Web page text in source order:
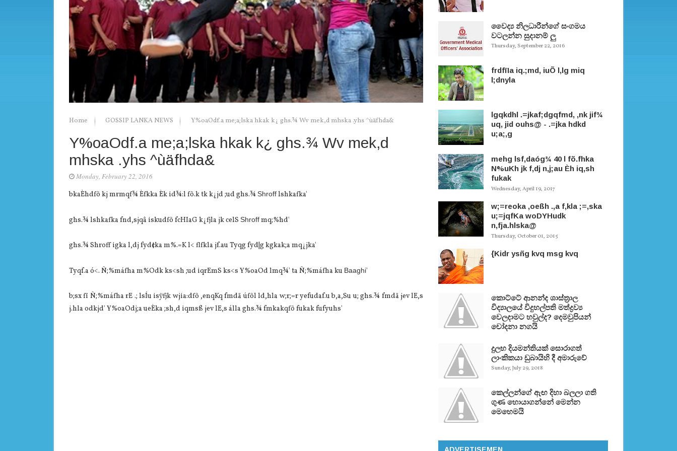
Home GOSSIP LANKA NEWS Y%oaOdf.a me;a;lska hkak k¿ ghs.¾ Wv mek,d mhska .yhs ^ùäfhda&
Y%oaOdf.a me;a;lska hkak k¿ ghs.¾ Wv mek,d
mhska .yhs ^ùäfhda&
Monday, February 22, 2016
bkaÈhdfõ kj mrmqf¾ Èfkka Èk id¾:l fõ.k tk k¿jd ;ud ghs.¾ Shrofflshkafka'
ghs.¾ lshkafka fnd,sjqâ iskudfõ fcHIaG k¿fjla jk celS Shroffmq;%hd'
ghs.¾ Shroff igka l,dj fyd¢ka m%.=K l< flfkla jf.au Tyqg fyd|g kgkak;a mq¿jka'
Tyqf.a ó<. Ñ;%máfha m%Odk ks<sh ;ud iqrEmS ks<s Y%oaOd lmq¾' ta Ñ;%máfha ku Baaghi'
b;sx fï Ñ;%máfha rE .; lsÍu isÿfjk wjia:dfõ ,enqKq fmdä úfõl ld,hla w;r;=r yefudaf.u b,a,Su u; ghs.¾ fmdä jev lE,s
j.hla odkjd' Y%oaOdj;a ueÈka ;sh,d iqmsß jev lE,s álla ghs.¾ fmkakqfõ fukak fufyuhs'
වෛද්‍ය නිලධාරීන්ගේ සංගමය
වටලන්න සුදානම් ලු
Thursday, September 22, 2016
frdfïIa iq.;md, iuÕ l,lg miq
l;dnyla
lgqkdhl .=jkaf;dgqfmd, ,nk jif¾
uq, jid ouhs@ - .=jka hdkd
u;a;,g
mehg lsf,daóg¾ 40 l fõ.fhka
N%uKh jk f,dj n,j;au Èh iq,sh
fukak
Wednesday, April 19, 2017
w;=reoka ,oeßh .,a f,kla ;=,ska
u;=jqfKa woDYHudk
n,fja.hlska@
Thursday, October 01, 2015
{Kidr ysñg kvq msg kvq
කොට්ටේ ආනන්ද ශාස්ත‍්‍රාල
විද්‍යාලයේ විදුහල්පති මත්ද්‍රව්‍ය
වෙලදාමට හවුල්ද? දෙමවුපියන්
චෝදනා නගයි
දුලභ දියමන්තියක් සොරාගත්
ලාංකිකයා ඩුබායිහි දී අමාරුවේ
Sunday, July 29, 2018
කෙල්ලන්ගේ ඇඟ දිහා බලලා ගති
ගුණ හොයාගන්නේ මෙන්න
මෙහෙමයි